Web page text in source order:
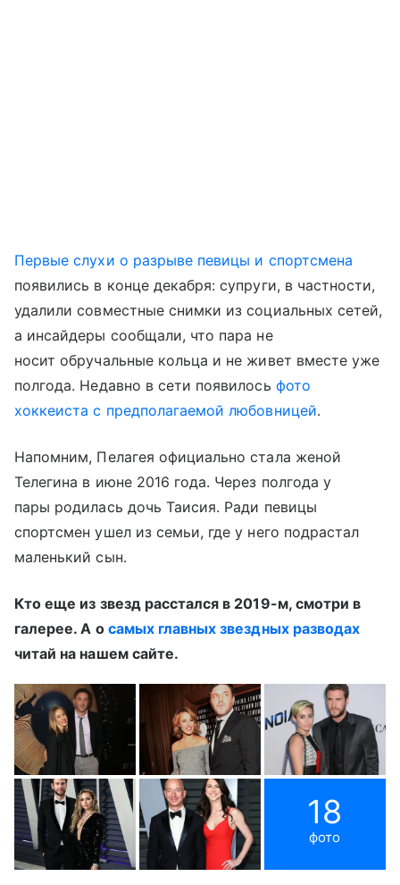
Первые слухи о разрыве певицы и спортсмена
появились в конце декабря: супруги, в частности,
удалили совместные снимки из социальных сетей,
а инсайдеры сообщали, что пара не
носит обручальные кольца и не живет вместе уже
полгода. Недавно в сети появилось фото
хоккеиста с предполагаемой любовницей.
Напомним, Пелагея официально стала женой
Телегина в июне 2016 года. Через полгода у
пары родилась дочь Таисия. Ради певицы
спортсмен ушел из семьи, где у него подрастал
маленький сын.
Кто еще из звезд расстался в 2019-м, смотри в
галерее. А о самых главных звездных разводах
читай на нашем сайте.
18
фото